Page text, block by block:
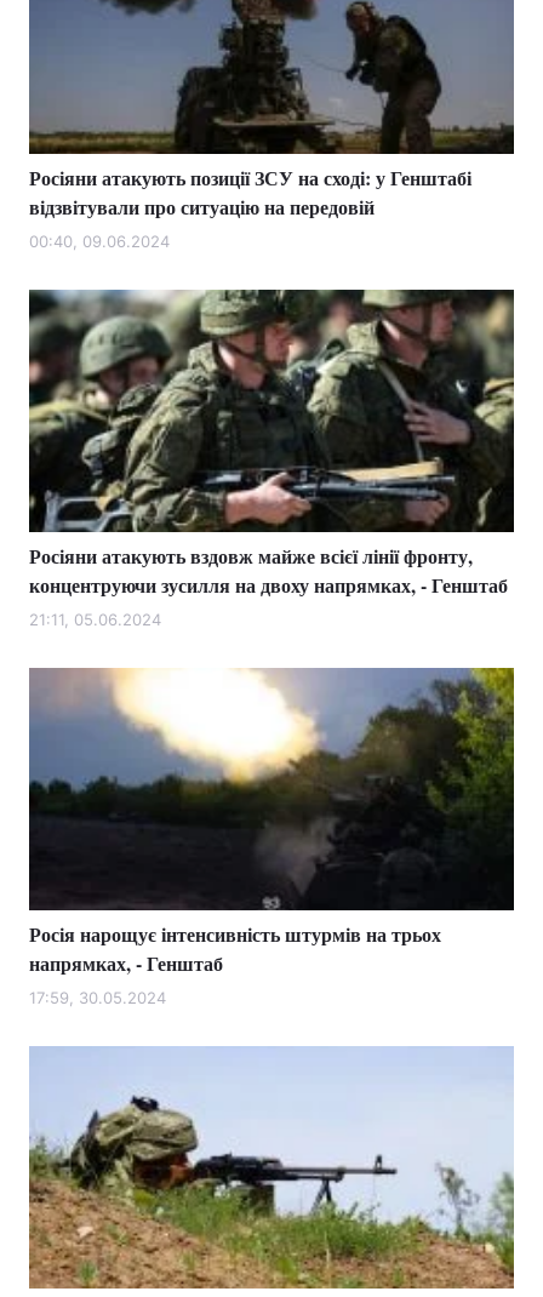
Росіяни атакують позиції ЗСУ на сході: у Генштабі
відзвітували про ситуацію на передовій
00:40, 09.06.2024
Росіяни атакують вздовж майже всієї лінії фронту,
концентруючи зусилля на двоху напрямках, - Генштаб
21:11, 05.06.2024
Росія нарощує інтенсивність штурмів на трьох
напрямках, - Генштаб
17:59, 30.05.2024